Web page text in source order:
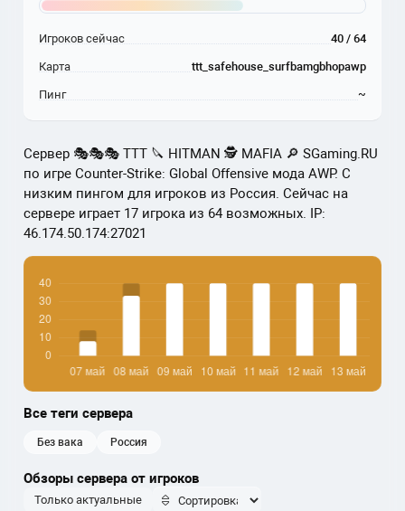
Сервер 🎭🎭🎭 TTT 🔪 HITMAN 🕵️ MAFIA 🔎 SGaming.RU
по игре Counter-Strike: Global Offensive мода AWP. С
низким пингом для игроков из Россия. Сейчас на
сервере играет 17 игрока из 64 возможных. IP:
46.174.50.174:27021
Все теги сервера
без вака россия
Обзоры сервера от игроков
Только актуальные
Игроков сейчас 40 / 64
Карта ttt_safehouse_surfbamgbhopawp
Пинг ~